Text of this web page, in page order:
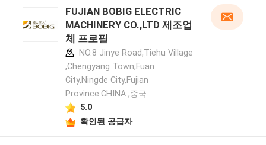
FUJIAN BOBIG ELECTRIC
MACHINERY CO.,LTD 제조업
체 프로필
NO.8 Jinye Road,Tiehu Village
,Chengyang Town,Fuan
City,Ningde City,Fujian
Province.CHINA ,중국
5.0
확인된 공급자